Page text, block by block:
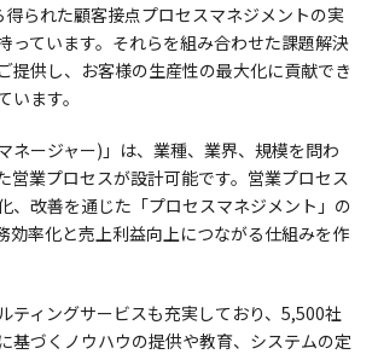
られた顧客接点プロセスマネジメントの実
っています。それらを組み合わせた課題解決
提供し、お客様の生産性の最大化に貢献でき
います。
ネージャー)」は、業種、業界、規模を問わ
営業プロセスが設計可能です。営業プロセス
、改善を通じた「プロセスマネジメント」の
効率化と売上利益向上につながる仕組みを作
ティングサービスも充実しており、5,500社
基づくノウハウの提供や教育、システムの定